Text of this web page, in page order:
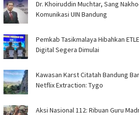
Dr. Khoiruddin Muchtar, Sang
Komunikasi UIN Bandung
Pemkab Tasikmalaya Hibahkan
Digital Segera Dimulai
Kawasan Karst Citatah Bandung
Netflix Extraction: Tygo
Aksi Nasional 112: Ribuan Guru